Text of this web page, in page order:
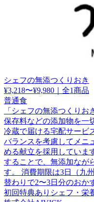
シェフの無添つくりおき
¥3,218〜¥9,980
全1商品
普通食
「シェフの無添つくり
保存料などの添加物を一
冷蔵で届ける宅配サービ
バランスを考慮してメニ
める献立を採用していま
することで、無添加なが
す。 消費期限は3日（九
替わりで2〜3日分のおか
初回特典あり シェフ・栄